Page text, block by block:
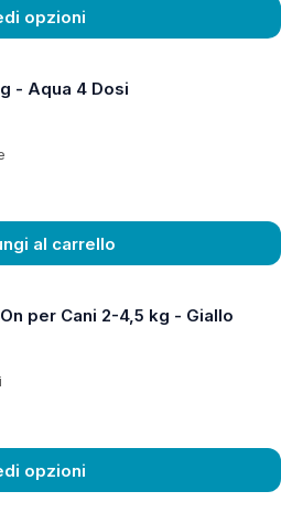
opzioni
- Aqua 4 Dosi
al carrello
per Cani 2-4,5 kg - Giallo
opzioni